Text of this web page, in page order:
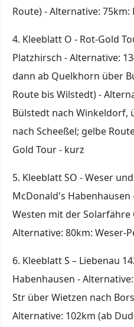
Route) - Alternative: 75km:
4. Kleeblatt O - Rot-Gold
Platzhirsch - Alternative:
dann ab Quelkhorn über
Route bis Wilstedt) -
Bülstedt nach Winkeldorf,
nach Scheeßel; gelbe
Gold Tour - kurz
5. Kleeblatt SO - Weser
McDonald's Habenhausen
Westen mit der Solarfähre
Alternative: 80km: Weser-
6. Kleeblatt S – Liebenau
Habenhausen -
Str über Wietzen nach
Alternative: 102km (ab